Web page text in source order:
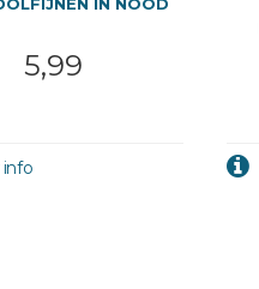
5,99